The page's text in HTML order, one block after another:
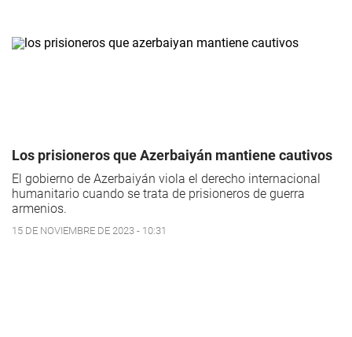
Los prisioneros que Azerbaiyán mantiene cautivos
El gobierno de Azerbaiyán viola el derecho internacional
humanitario cuando se trata de prisioneros de guerra
armenios.
15 DE NOVIEMBRE DE 2023 - 10:31